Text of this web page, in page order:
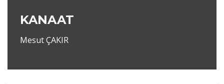
KANAAT
Mesut ÇAKIR